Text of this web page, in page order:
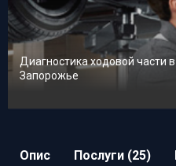
Диагностика ходовой части в
Запорожье
Опис Послуги (25)